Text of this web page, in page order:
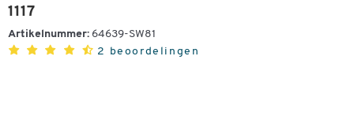
1117
Artikelnummer: 64639-SW81
2 beoordelingen